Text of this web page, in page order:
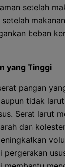
setelah
beban
yang Tinggi
pangan
tidak
Serat larut
dan
pergerakan